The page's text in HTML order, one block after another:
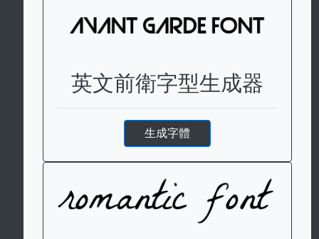
英文前衛字型生成器
生成字體